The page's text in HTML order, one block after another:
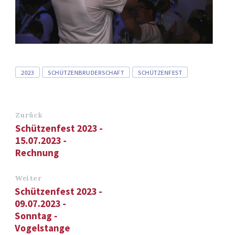
Tags
2023 SCHÜTZENBRUDERSCHAFT SCHÜTZENFEST
Zurück
Schützenfest 2023 -
15.07.2023 -
Rechnung
Weiter
Schützenfest 2023 -
09.07.2023 -
Sonntag -
Vogelstange